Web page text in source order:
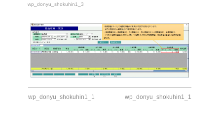
wp_donyu_shokuhin1_3
wp_donyu_shokuhin1_1 wp_donyu_shokuhin1_1